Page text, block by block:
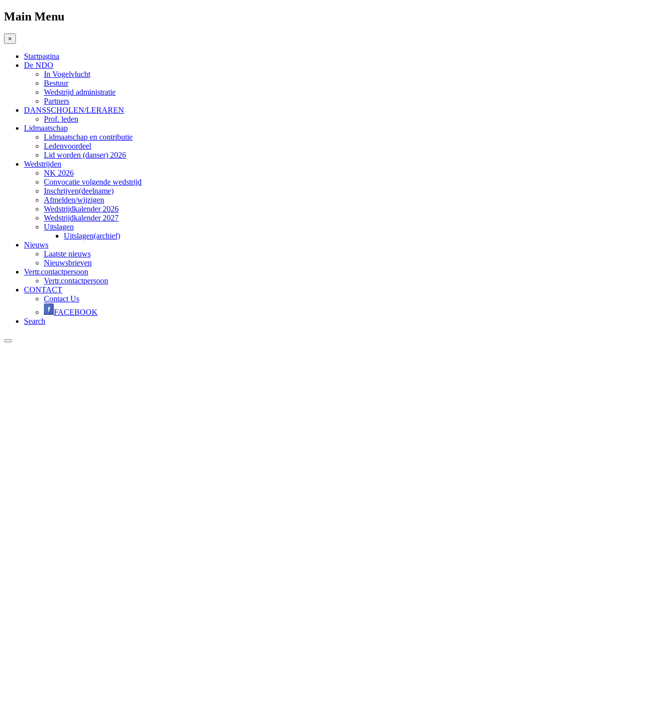
Main Menu
×
Startpagina
De NDO
In Vogelvlucht
Bestuur
Wedstrijd administratie
Partners
DANSSCHOLEN/LERAREN
Prof. leden
Lidmaatschap
Lidmaatschap en contributie
Ledenvoordeel
Lid worden (danser) 2026
Wedstrijden
NK 2026
Convocatie volgende wedstrijd
Inschrijven(deelname)
Afmelden/wijzigen
Wedstrijdkalender 2026
Wedstrijdkalender 2027
Uitslagen
Uitslagen(archief)
Nieuws
Laatste nieuws
Nieuwsbrieven
Vertr.contactpersoon
Vertr.contactpersoon
CONTACT
Contact Us
FACEBOOK
Search